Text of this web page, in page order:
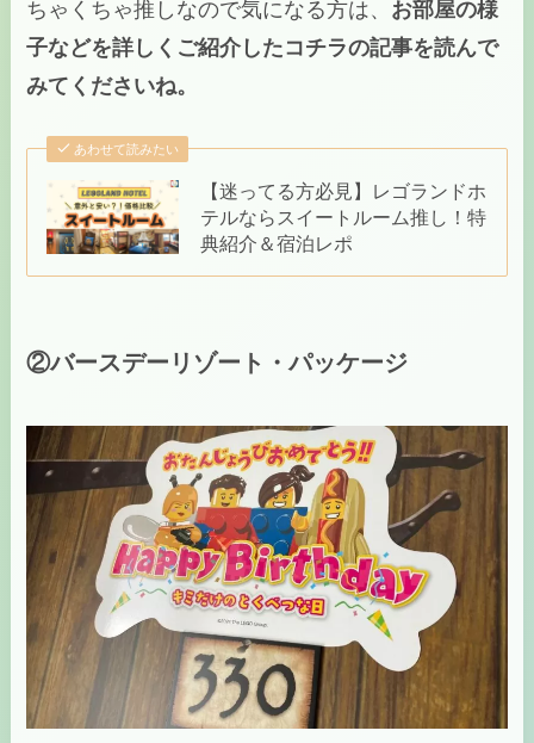
ちゃくちゃ推しなので気になる方は、 お部屋の様
子などを詳しくご紹介したコチラの記事を読んで
みてくださいね。
あわせて読みたい
【迷ってる方必見】レゴランドホ
テルならスイートルーム推し！特
典紹介＆宿泊レポ
②バースデーリゾート・パッケージ